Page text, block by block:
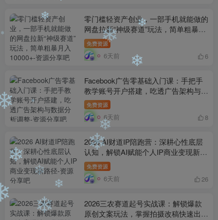
零门槛轻资产创业，一部手机就能做的
网盘拉新“神级赛道”玩法，简单粗暴月
入10000+
免费资源
6天前 6
Facebook广告零基础入门课：手把手
教学账号开户搭建，吃透广告架构与数
据分析调整
免费资源
6天前 8
2026 AI财道IP陪跑营：深耕心性底层
认知，解锁AI赋能个人IP商业变现新路
径
免费资源
6天前 26
2026三农赛道起号实战课：解锁爆款
原创文案玩法，掌握拍摄改稿快速出圈
❄
❄
❄
❄
❄
❄
❄
❄ ❄
❄